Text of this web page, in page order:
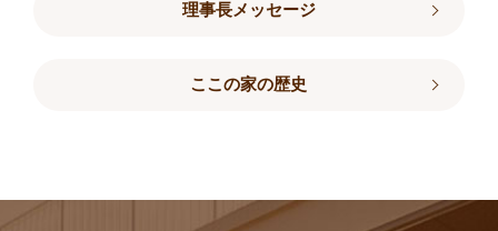
理事長メッセージ
ここの家の歴史